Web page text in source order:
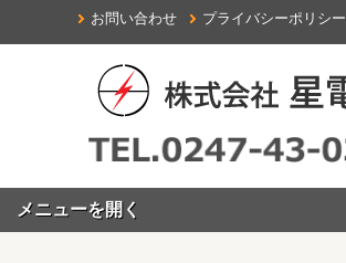
お問い合わせ プライバシーポリシー